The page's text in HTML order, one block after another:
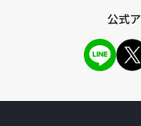
公式